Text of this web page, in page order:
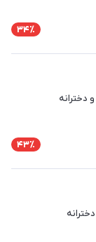
34٪
و دخترانه
43٪